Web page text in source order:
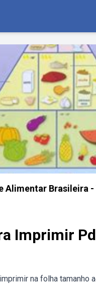
Alimentar Brasileira
Imprimir
na folha tamanho